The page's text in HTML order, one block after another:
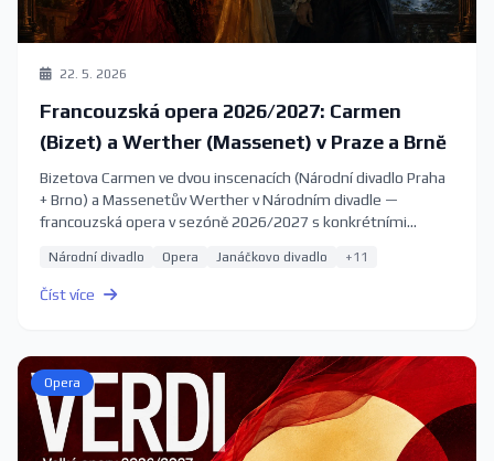
22. 5. 2026
Francouzská opera 2026/2027: Carmen
(Bizet) a Werther (Massenet) v Praze a Brně
Bizetova Carmen ve dvou inscenacích (Národní divadlo Praha
+ Brno) a Massenetův Werther v Národním divadle —
francouzská opera v sezóně 2026/2027 s konkrétními
Národní divadlo Opera Janáčkovo divadlo +11
Číst více
Opera